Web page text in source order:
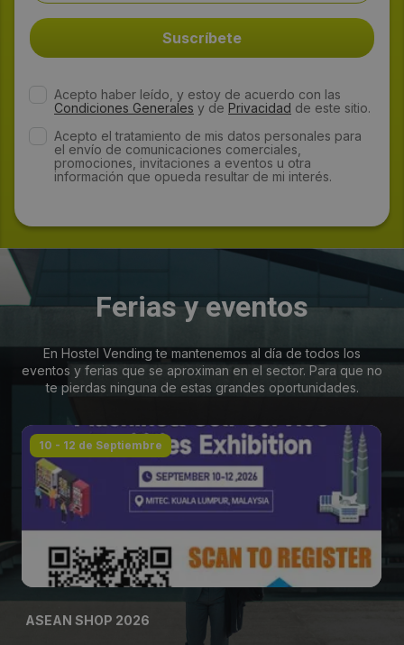
Acepto haber leído, y estoy de acuerdo con las
Condiciones Generales y de Privacidad de este sitio.
Acepto el tratamiento de mis datos personales para
el envío de comunicaciones comerciales,
promociones, invitaciones a eventos u otra
información que opueda resultar de mi interés.
Ferias y eventos
En Hostel Vending te mantenemos al día de todos los
eventos y ferias que se aproximan en el sector. Para que no
te pierdas ninguna de estas grandes oportunidades.
10 - 12 de Septiembre
ASEAN SHOP 2026